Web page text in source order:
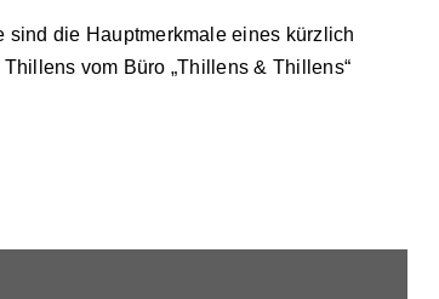
die Hauptmerkmale eines kürzlich
vom Büro „Thillens & Thillens“